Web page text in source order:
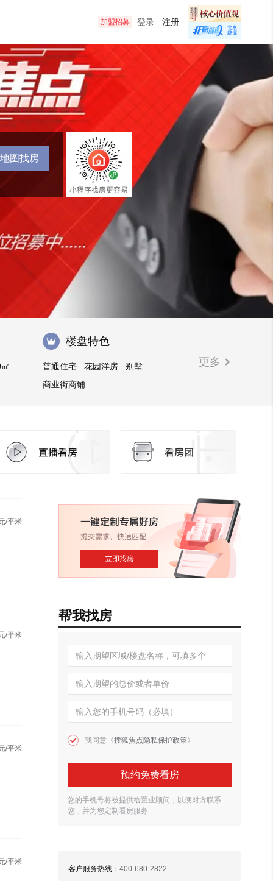
加盟招募 登录 注册
地图找房
楼盘特色
普通住宅 花园洋房
别墅
商业街商铺
更多
/平米
/平米
/平米
/平米
帮我找房
我同意《搜狐焦点隐私保护政策》
预约免费看房
您的手机号将被提供给置业顾问，以便对方联系
您，并为您定制看房服务
客户服务热线 ：400-680-2822